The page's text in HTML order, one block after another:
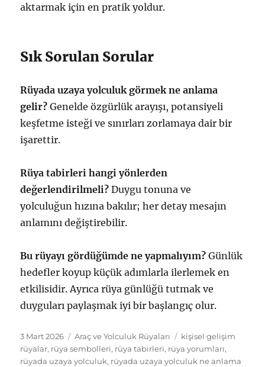
aktarmak için en pratik yoldur.
Sık Sorulan Sorular
Rüyada uzaya yolculuk görmek ne anlama
gelir? Genelde özgürlük arayışı, potansiyeli
keşfetme isteği ve sınırları zorlamaya dair bir
işarettir.
Rüya tabirleri hangi yönlerden
değerlendirilmeli? Duygu tonuna ve
yolculuğun hızına bakılır; her detay mesajın
anlamını değiştirebilir.
Bu rüyayı gördüğümde ne yapmalıyım? Günlük
hedefler koyup küçük adımlarla ilerlemek en
etkilisidir. Ayrıca rüya günlüğü tutmak ve
duyguları paylaşmak iyi bir başlangıç olur.
Yayın
tarihi
3 Mart 2026 Kategoriler
Araç ve Yolculuk Rüyaları Etiketler
kişisel gelişim
rüyalar, rüya sembolleri, rüya tabirleri, rüya yorumları,
rüyada uzaya yolculuk, rüyada uzaya yolculuk ne anlama